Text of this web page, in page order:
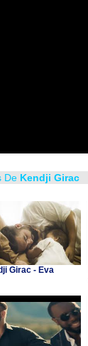
De Kendji Girac
Girac - Eva